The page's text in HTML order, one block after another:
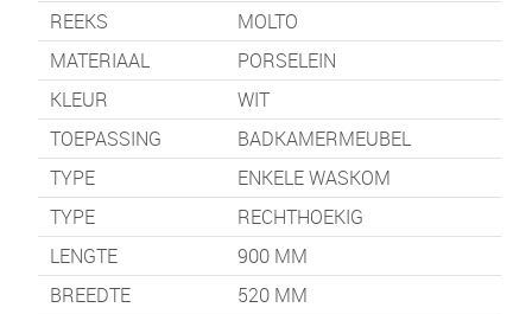
REEKS
MOLTO
MATERIAAL
PORSELEIN
KLEUR
WIT
TOEPASSING
BADKAMERMEUBEL
TYPE
ENKELE WASKOM
TYPE
RECHTHOEKIG
LENGTE
900 MM
BREEDTE
520 MM